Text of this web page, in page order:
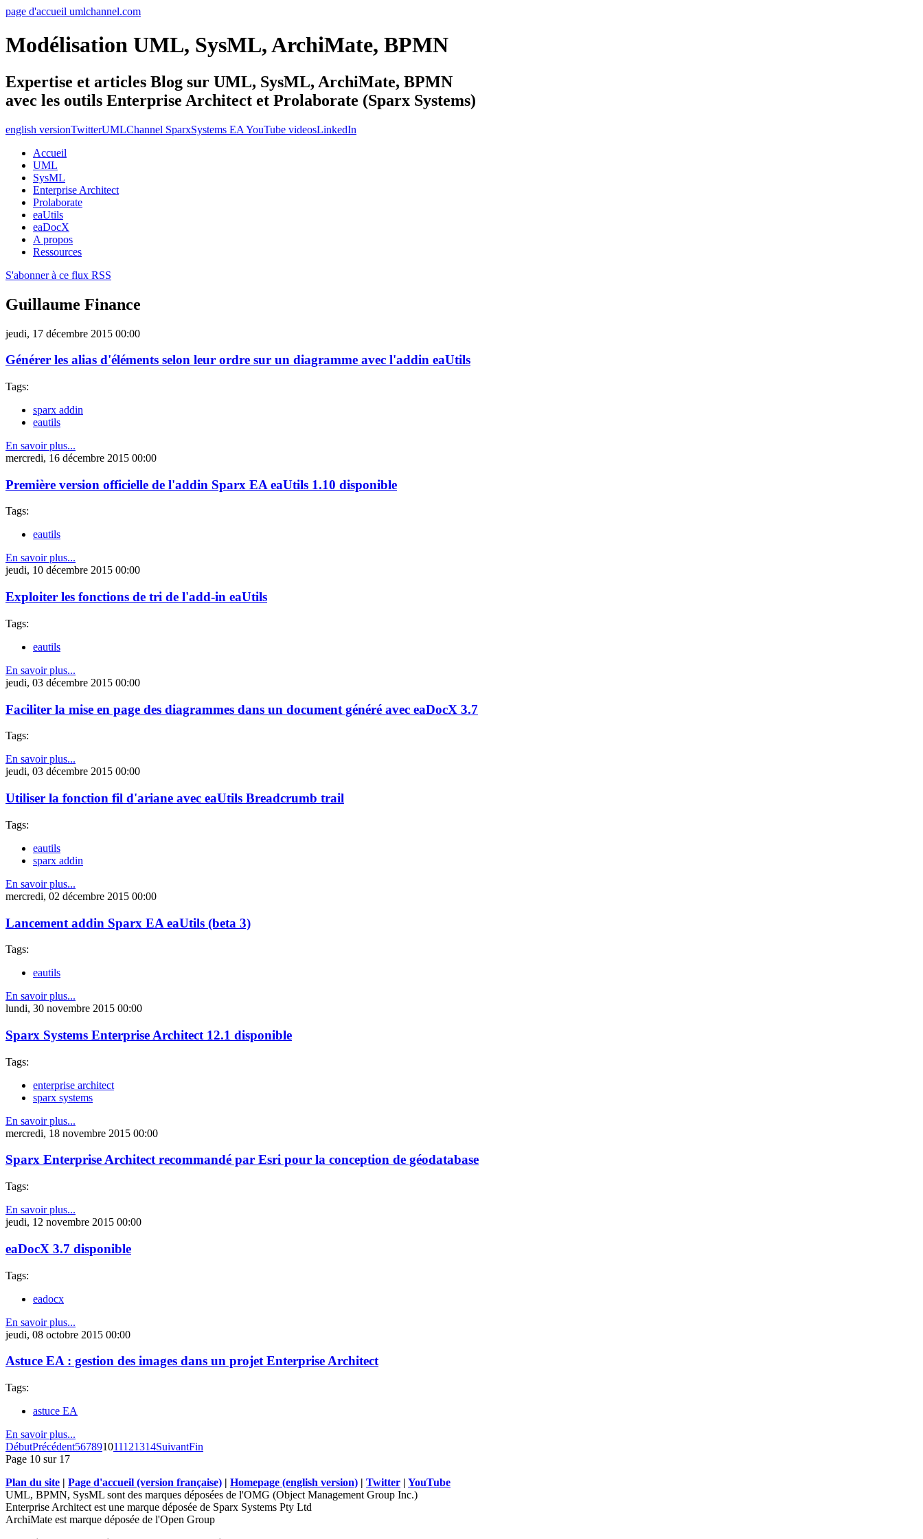
page d'accueil umlchannel.com
Modélisation UML, SysML, ArchiMate, BPMN
Expertise et articles Blog sur UML, SysML, ArchiMate, BPMN
avec les outils Enterprise Architect et Prolaborate (Sparx Systems)
english versionTwitterUMLChannel SparxSystems EA YouTube videosLinkedIn
Accueil
UML
SysML
Enterprise Architect
Prolaborate
eaUtils
eaDocX
A propos
Ressources
S'abonner à ce flux RSS
Guillaume Finance
jeudi, 17 décembre 2015 00:00
Générer les alias d'éléments selon leur ordre sur un diagramme avec l'addin eaUtils
Tags:
sparx addin
eautils
En savoir plus...
mercredi, 16 décembre 2015 00:00
Première version officielle de l'addin Sparx EA eaUtils 1.10 disponible
Tags:
eautils
En savoir plus...
jeudi, 10 décembre 2015 00:00
Exploiter les fonctions de tri de l'add-in eaUtils
Tags:
eautils
En savoir plus...
jeudi, 03 décembre 2015 00:00
Faciliter la mise en page des diagrammes dans un document généré avec eaDocX 3.7
Tags:
En savoir plus...
jeudi, 03 décembre 2015 00:00
Utiliser la fonction fil d'ariane avec eaUtils Breadcrumb trail
Tags:
eautils
sparx addin
En savoir plus...
mercredi, 02 décembre 2015 00:00
Lancement addin Sparx EA eaUtils (beta 3)
Tags:
eautils
En savoir plus...
lundi, 30 novembre 2015 00:00
Sparx Systems Enterprise Architect 12.1 disponible
Tags:
enterprise architect
sparx systems
En savoir plus...
mercredi, 18 novembre 2015 00:00
Sparx Enterprise Architect recommandé par Esri pour la conception de géodatabase
Tags:
En savoir plus...
jeudi, 12 novembre 2015 00:00
eaDocX 3.7 disponible
Tags:
eadocx
En savoir plus...
jeudi, 08 octobre 2015 00:00
Astuce EA : gestion des images dans un projet Enterprise Architect
Tags:
astuce EA
En savoir plus...
DébutPrécédent567891011121314SuivantFin
Page 10 sur 17
Plan du site | Page d'accueil (version française) | Homepage (english version) | Twitter | YouTube
UML, BPMN, SysML sont des marques déposées de l'OMG (Object Management Group Inc.)
Enterprise Architect est une marque déposée de Sparx Systems Pty Ltd
ArchiMate est marque déposée de l'Open Group